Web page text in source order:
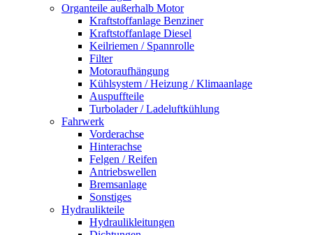
Organteile außerhalb Motor
Kraftstoffanlage Benziner
Kraftstoffanlage Diesel
Keilriemen / Spannrolle
Filter
Motoraufhängung
Kühlsystem / Heizung / Klimaanlage
Auspuffteile
Turbolader / Ladeluftkühlung
Fahrwerk
Vorderachse
Hinterachse
Felgen / Reifen
Antriebswellen
Bremsanlage
Sonstiges
Hydraulikteile
Hydraulikleitungen